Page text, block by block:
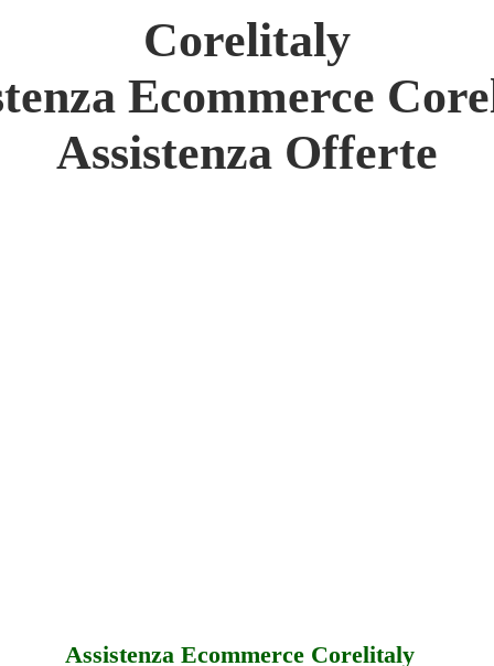
Corelitaly
Ecommerce
Assistenza Offerte
Assistenza Ecommerce Corelitaly